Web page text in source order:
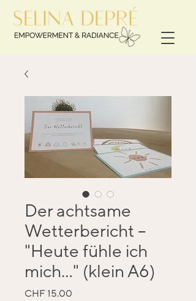
Der achtsame
Wetterbericht –
"Heute fühle ich
mich..." (klein A6)
CHF 15.00